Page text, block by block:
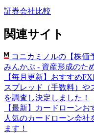
証券会社比較
関連サイト
コニカミノルの【株価
みんかぶ - 資産形成のた
【毎月更新】おすすめ
スプレッド（手数料）や
を調査し決定しました！
【最新】カードローン
人気のカードローン会
ます！